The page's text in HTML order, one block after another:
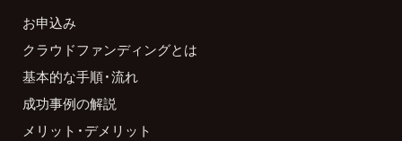
お申込み
クラウドファンディングとは
基本的な手順・流れ
成功事例の解説
メリット・デメリット